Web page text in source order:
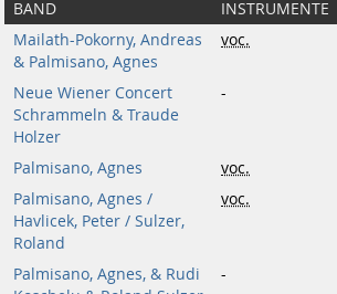
BAND INSTRUMENTE
Mailath-Pokorny, Andreas
& Palmisano, Agnes
voc.
Neue Wiener Concert
Schrammeln & Traude
Holzer
-
Palmisano, Agnes voc.
Palmisano, Agnes /
Havlicek, Peter / Sulzer,
Roland
voc.
Palmisano, Agnes, & Rudi
-